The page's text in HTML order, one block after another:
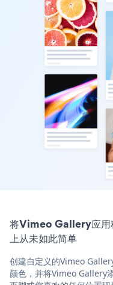
将Vimeo Gallery应用
上从未如此简单
创建自定义的Vimeo
颜色，并将Vimeo Gallery